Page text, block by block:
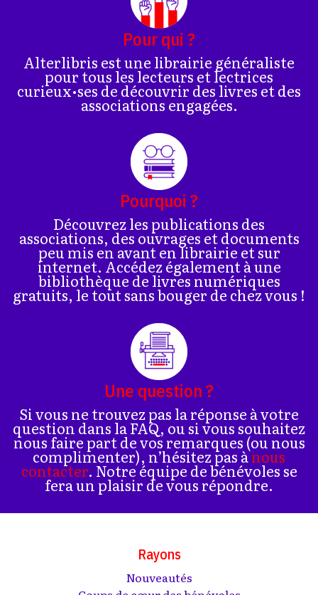
Pour qui ?
Alterlibris est une librairie généraliste
pour tous les lecteurs et lectrices
curieux•ses de découvrir des livres et des
associations engagées.
Pourquoi ?
Découvrez les publications des
associations, des ouvrages et documents
peu mis en avant en librairie et sur
internet. Accédez également à une
bibliothèque de livres numériques
gratuits, le tout sans bouger de chez vous !
Une question ?
Si vous ne trouvez pas la réponse à votre
question dans la FAQ, ou si vous souhaitez
nous faire part de vos remarques (ou nous
complimenter), n’hésitez pas ànous
contacter. Notre équipe de bénévoles se
fera un plaisir de vous répondre.
Rayons
Nouveautés